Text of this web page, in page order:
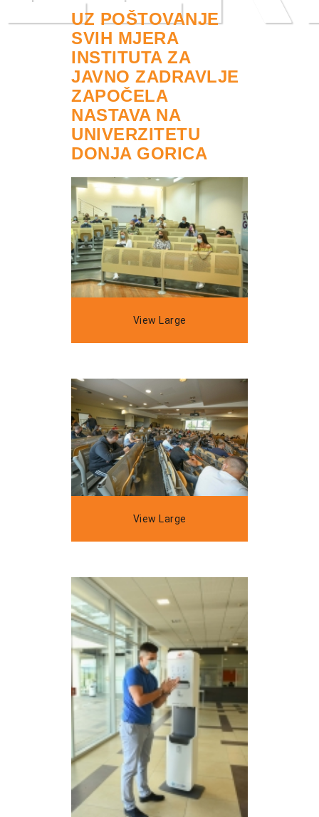
UZ POŠTOVANJE
SVIH MJERA
INSTITUTA ZA
JAVNO ZADRAVLJE
ZAPOČELA
NASTAVA NA
UNIVERZITETU
DONJA GORICA
View Large
View Large